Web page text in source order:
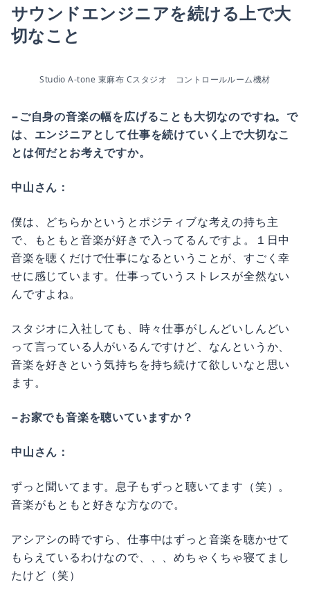
サウンドエンジニアを続ける上で大
切なこと
Studio A-tone 東麻布 Cスタジオ　コントロールルーム機材
−ご自身の音楽の幅を広げることも大切なのですね。で
は、エンジニアとして仕事を続けていく上で大切なこ
とは何だとお考えですか。
中山さん：
僕は、どちらかというとポジティブな考えの持ち主
で、もともと音楽が好きで入ってるんですよ。１日中
音楽を聴くだけで仕事になるということが、すごく幸
せに感じています。仕事っていうストレスが全然ない
んですよね。
スタジオに入社しても、時々仕事がしんどいしんどい
って言っている人がいるんですけど、なんというか、
音楽を好きという気持ちを持ち続けて欲しいなと思い
ます。
−お家でも音楽を聴いていますか？
中山さん：
ずっと聞いてます。息子もずっと聴いてます（笑）。
音楽がもともと好きな方なので。
アシアシの時ですら、仕事中はずっと音楽を聴かせて
もらえているわけなので、、、めちゃくちゃ寝てまし
たけど（笑）